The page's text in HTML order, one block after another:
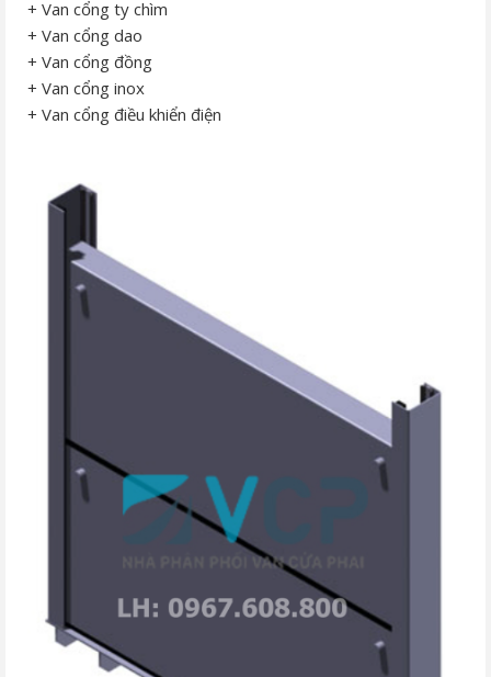
+ Van cổng ty chìm
+ Van cổng dao
+ Van cổng đồng
+ Van cổng inox
+ Van cổng điều khiển điện